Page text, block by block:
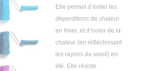
Elle permet d’éviter les
déperditions de chaleur
en hiver, et d’isoler de la
chaleur (en réfléchissant
les rayons du soleil) en
été. Elle résiste